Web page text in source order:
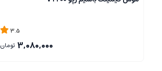
3.5
3,080,000 تومان